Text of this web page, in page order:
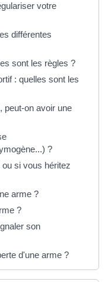
votre
différentes
sont les règles ?
: quelles sont les
peut-on avoir une
?
si vous héritez
arme ?
?
son
d'une arme ?